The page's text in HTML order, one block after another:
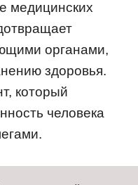
медицинских
органами,
здоровья.
который
человека